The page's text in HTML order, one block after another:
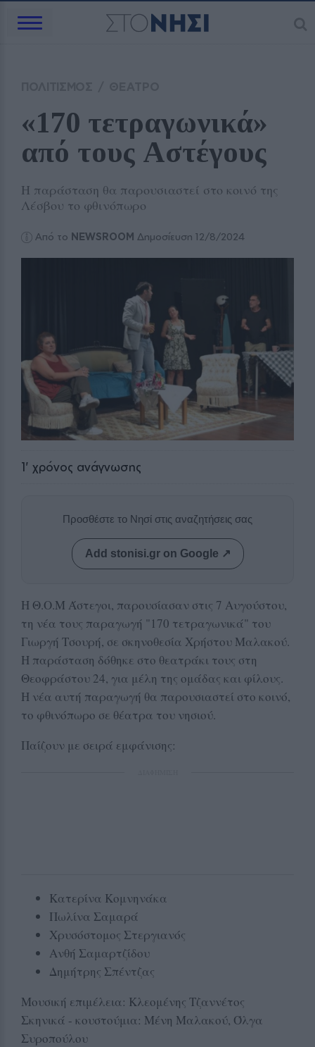
«170 τετραγωνικά»
από τους Αστέγους
Η παράσταση θα παρουσιαστεί στο κοινό της
Λέσβου το φθινόπωρο
Από το NEWSROOM Δημοσίευση 12/8/2024
1' χρόνος ανάγνωσης
Προσθέστε το Νησί στις αναζητήσεις σας
Add stonisi.gr on Google ↗
Η Θ.Ο.Μ Άστεγοι, παρουσίασαν στις 7 Αυγούστου,
τη νέα τους παραγωγή "170 τετραγωνικά" του
Γιωργή Τσουρή, σε σκηνοθεσία Χρήστου Μαλακού.
Η παράσταση δόθηκε στο θεατράκι τους στη
Θεοφράστου 24, για μέλη της ομάδας και φίλους.
Η νέα αυτή παραγωγή θα παρουσιαστεί στο κοινό,
το φθινόπωρο σε θέατρα του νησιού.
Παίζουν με σειρά εμφάνισης:
Κατερίνα Κομνηνάκα
Πωλίνα Σαμαρά
Χρυσόστομος Στεργιανός
Ανθή Σαμαρτζίδου
Δημήτρης Σπέντζας
Μουσική επιμέλεια: Κλεομένης Τζαννέτος
Σκηνικά - κουστούμια: Μένη Μαλακού, Όλγα
Συροπούλου